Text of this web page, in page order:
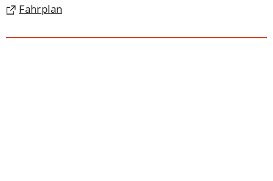
in
neuen
Fahrplan
(Öffnet
einem